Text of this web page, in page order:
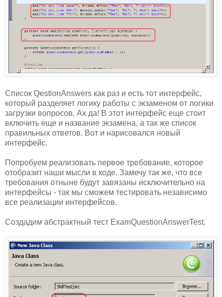
Список QestionAnswers как раз и есть тот интерфейс,
который разделяет логику работы с экзаменом от логики
загрузки вопросов. Ах да! В этот интерфейс еще стоит
включить еще и название экзамена, а так же список
правильных ответов. Вот и нарисовался новый
интерфейс.
Попробуем реализовать первое требование, которое
отобразит наши мысли в коде. Замечу так же, что все
требования отныне будут завязаны исключительно на
интерфейсы - так мы сможем тестировать независимо
все реализации интерфейсов.
Создадим абстрактный тест ExamQuestionAnswerTest.